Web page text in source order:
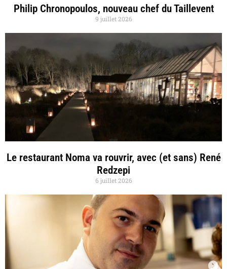
Philip Chronopoulos, nouveau chef du Taillevent
9 juillet 2026
Le restaurant Noma va rouvrir, avec (et sans) René
Redzepi
6 juillet 2026